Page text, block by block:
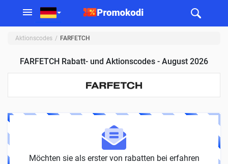
Aktionscodes FARFETCH
FARFETCH Rabatt- und Aktionscodes - August 2026
Möchten sie als erster von rabatten bei erfahren